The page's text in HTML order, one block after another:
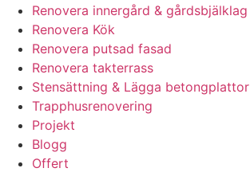
Renovera innergård & gårdsbjälklag
Renovera Kök
Renovera putsad fasad
Renovera takterrass
Stensättning & Lägga betongplattor
Trapphusrenovering
Projekt
Blogg
Offert